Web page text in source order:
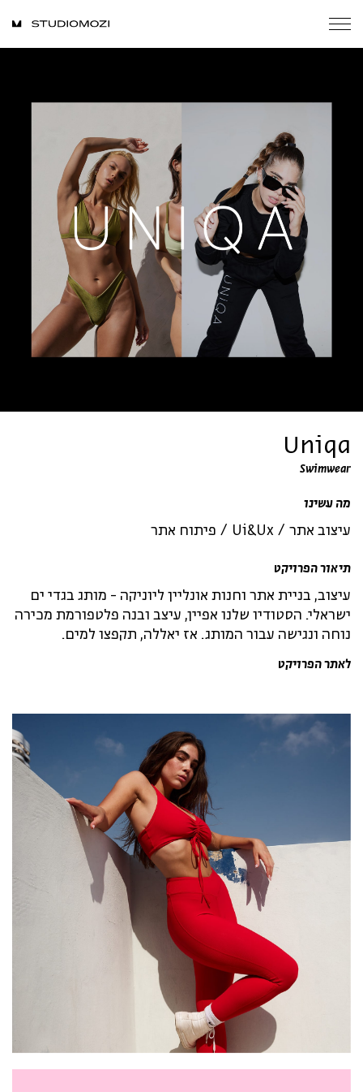
Uniqa
Swimwear
מה עשינו
עיצוב אתר פיתוח אתר
תיאור הפרויקט
עיצוב, בניית אתר וחנות אונליין ליוניקה - מותג בגדי ים
ישראלי. הסטודיו שלנו אפיין, עיצב ובנה פלטפורמת מכירה
נוחה ונגישה עבור המותג. אז יאללה, תקפצו למים.
לאתר הפרויקט